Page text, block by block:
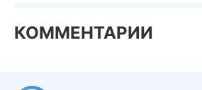
КОММЕНТАРИИ